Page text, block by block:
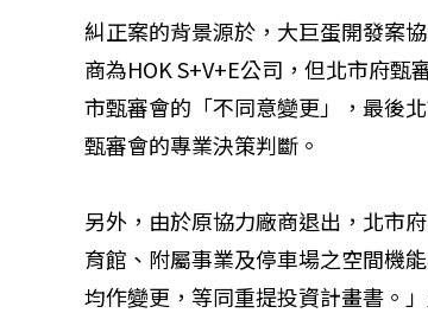
糾正案的背景源於，大巨蛋開發案
商為HOK S+V+E公司，但北市府
市甄審會的「不同意變更」，最後
甄審會的專業決策判斷。
另外，由於原協力廠商退出，北市
育館、附屬事業及停車場之空間機
均作變更，等同重提投資計畫書。